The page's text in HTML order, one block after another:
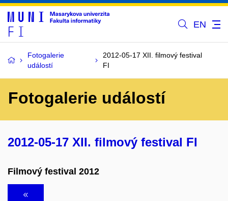
EN
Fotogalerie
událostí
2012-05-17 XII. filmový festival
FI
Fotogalerie událostí
2012-05-17 XII. filmový festival FI
Filmový festival 2012